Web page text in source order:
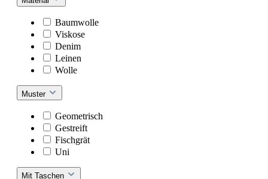
Baumwolle
Viskose
Denim
Leinen
Wolle
Muster
Geometrisch
Gestreift
Fischgrät
Uni
Mit Taschen